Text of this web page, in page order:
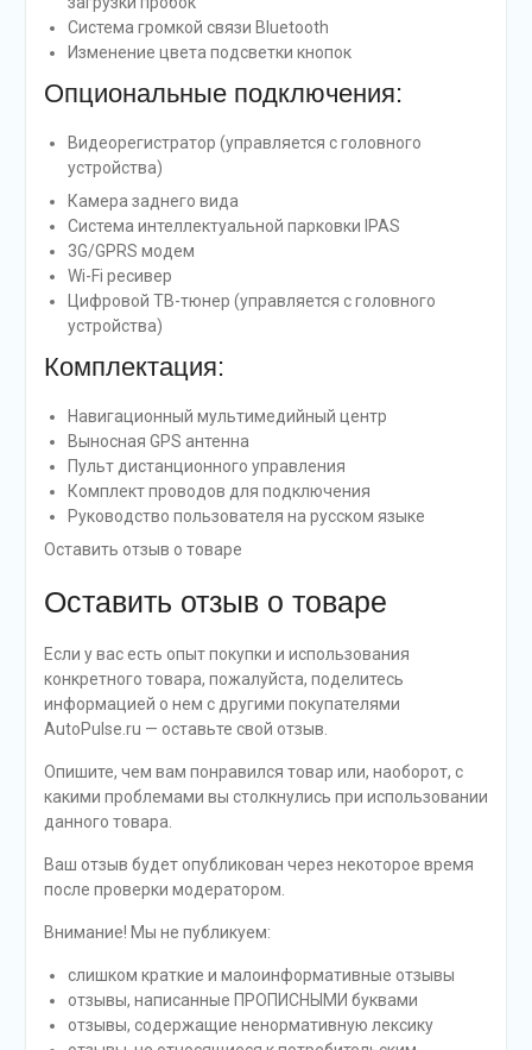
Система громкой связи Bluetooth
Изменение цвета подсветки кнопок
Опциональные подключения:
Видеорегистратор (управляется с головного
устройства)
Камера заднего вида
Система интеллектуальной парковки IPAS
3G/GPRS модем
Wi-Fi ресивер
Цифровой ТВ-тюнер (управляется с головного
устройства)
Комплектация:
Навигационный мультимедийный центр
Выносная GPS антенна
Пульт дистанционного управления
Комплект проводов для подключения
Руководство пользователя на русском языке
Оставить отзыв о товаре
Оставить отзыв о товаре
Если у вас есть опыт покупки и использования
конкретного товара, пожалуйста, поделитесь
информацией о нем с другими покупателями
AutoPulse.ru — оставьте свой отзыв.
Опишите, чем вам понравился товар или, наоборот, с
какими проблемами вы столкнулись при использовании
данного товара.
Ваш отзыв будет опубликован через некоторое время
после проверки модератором.
Внимание! Мы не публикуем:
слишком краткие и малоинформативные отзывы
отзывы, написанные ПРОПИСНЫМИ буквами
отзывы, содержащие ненормативную лексику